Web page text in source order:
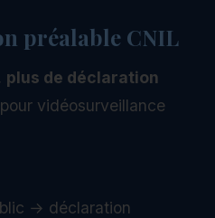
préalable CNIL
plus de déclaration
pour vidéosurveillance
→ déclaration